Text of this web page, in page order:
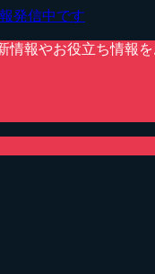
発信中です
情報やお役立ち情報を